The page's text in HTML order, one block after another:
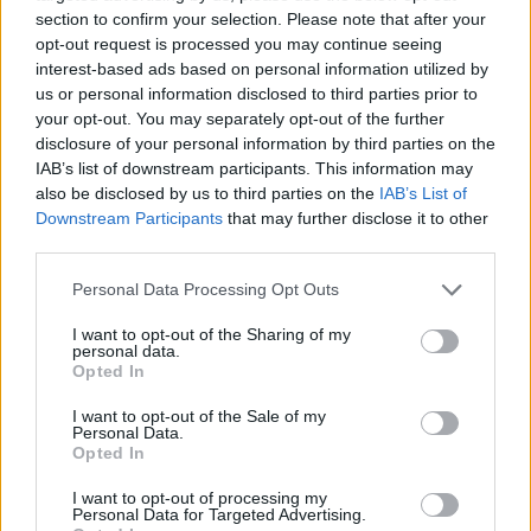
section to confirm your selection. Please note that after your
opt-out request is processed you may continue seeing
interest-based ads based on personal information utilized by
us or personal information disclosed to third parties prior to
your opt-out. You may separately opt-out of the further
disclosure of your personal information by third parties on the
IAB’s list of downstream participants. This information may
also be disclosed by us to third parties on the IAB’s List of
Downstream Participants that may further disclose it to other
Personal Data Processing Opt Outs
I want to opt-out of the Sharing of my
personal data.
Opted In
I want to opt-out of the Sale of my
Personal Data.
Opted In
I want to opt-out of processing my
Personal Data for Targeted Advertising.
asiatica e di semplificare al massimo le procedure per la
presentazione delle domande.
“Ho anche chiesto di anticipare a quest’anno- sottolinea
l’assessore- l’erogazione di tutti gli 80 milioni di euro stanziati per il
triennio 2020-2022 con l’ultima legge di bilancio e di incrementare
la dotazione finanziaria per i prossimi anni per destinare più risorse
alle aziende colpite. Soprattutto tenendo conto del fatto che i danni
Altro tema sollevato, dal momento che la filiera agroalimentare in
questo momento di emergenza sanitaria rientra tra le attività
strategiche, la proroga fino al 2021 della validità dell’abilitazione
all’acquisto, utilizzo e vendita dei fitofarmaci, il cosiddetto
“patentino”. Comprendendo nella richiesta anche le abilitazioni in
Regioni e Province autonome. Una richiesta di modifica al decreto